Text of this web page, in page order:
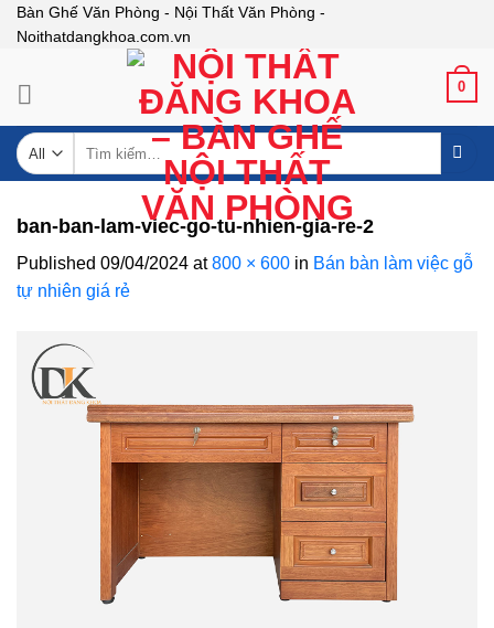
SkipBàn Ghế Văn Phòng - Nội Thất Văn Phòng -
Noithatdangkhoa.com.vn
0
kiếm:
ban-ban-lam-viec-go-tu-nhien-gia-re-2
Published 09/04/2024 at800 × 600 in Bán bàn làm việc gỗ
tự nhiên giá rẻ